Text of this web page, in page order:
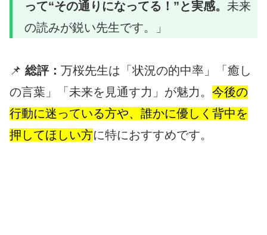
って“その通りになってる！”と実感。 未来
の読みが鋭い先生です。」
📌 総評： 万桜先生は「状況の的中率」「癒し
の言葉」「未来を見通す力」が魅力。 今後の
行動に迷っている方や、誰かに優しく背中を
押してほしい方に特におすすめです。